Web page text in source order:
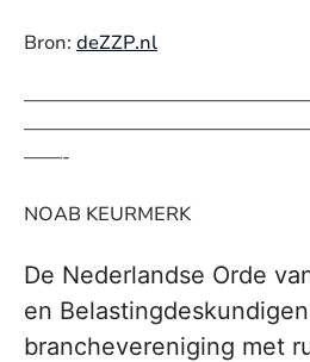
Bron: deZZP.nl
——-
NOAB KEURMERK
De Nederlandse Orde
en
branchevereniging met